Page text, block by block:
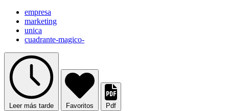
empresa
marketing
unica
cuadrante-magico-
Leer más tarde Favoritos Pdf